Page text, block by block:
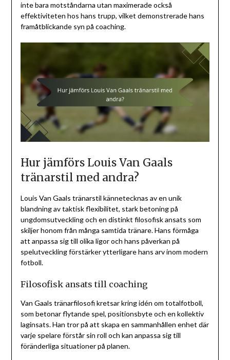
inte bara motståndarna utan maximerade också
effektiviteten hos hans trupp, vilket demonstrerade hans
framåtblickande syn på coaching.
Hur jämförs Louis Van Gaals
tränarstil med andra?
Louis Van Gaals tränarstil kännetecknas av en unik
blandning av taktisk flexibilitet, stark betoning på
ungdomsutveckling och en distinkt filosofisk ansats som
skiljer honom från många samtida tränare. Hans förmåga
att anpassa sig till olika ligor och hans påverkan på
spelutveckling förstärker ytterligare hans arv inom modern
fotboll.
Filosofisk ansats till coaching
Van Gaals tränarfilosofi kretsar kring idén om totalfotboll,
som betonar flytande spel, positionsbyte och en kollektiv
laginsats. Han tror på att skapa en sammanhållen enhet där
varje spelare förstår sin roll och kan anpassa sig till
föränderliga situationer på planen.